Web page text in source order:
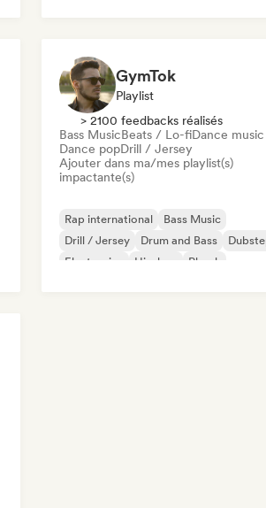
GymTok
Playlist
> 2100 feedbacks réalisés
Bass MusicBeats / Lo-fiDance music
Dance popDrill / Jersey
Ajouter dans ma/mes playlist(s)
impactante(s)
Rap international
Bass Music
Drill / Jersey
Drum and Bass
Electronica
Hip-hop Phonk